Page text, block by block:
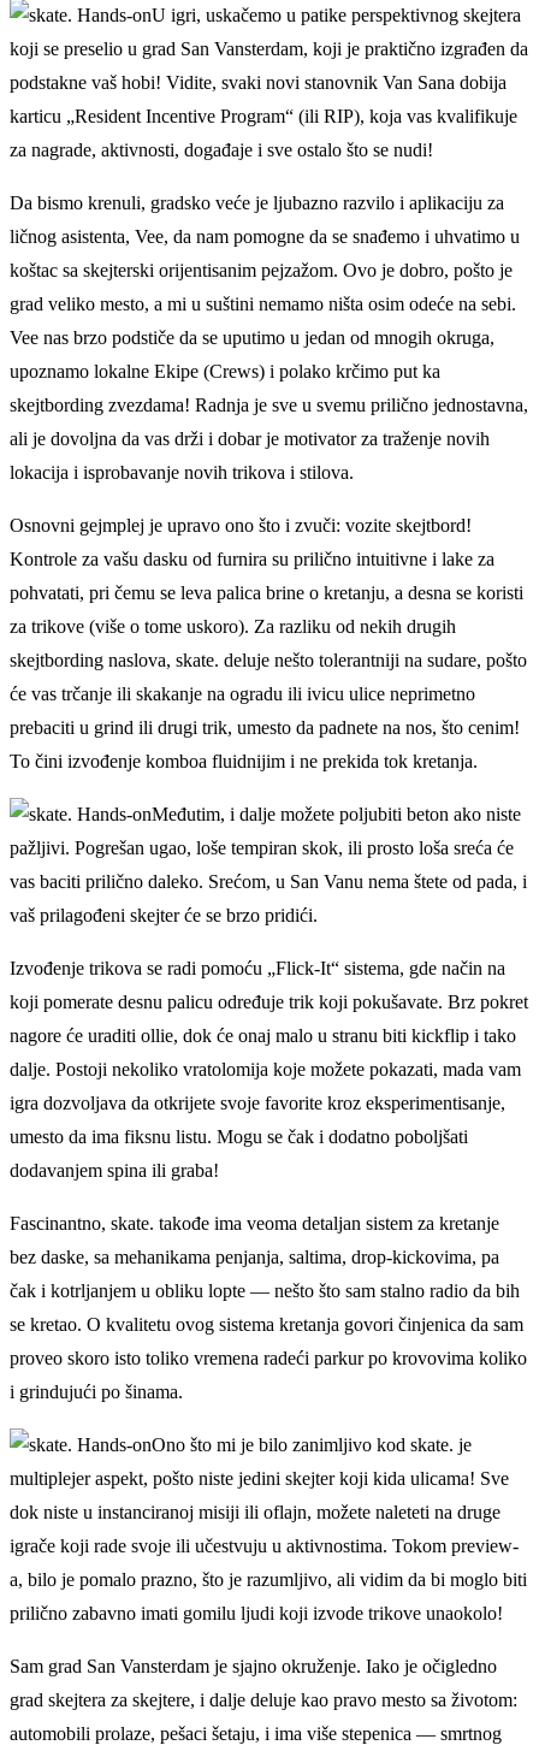
U igri, uskačemo u patike perspektivnog skejtera
koji se preselio u grad San Vansterdam, koji je praktično izgrađen da
podstakne vaš hobi! Vidite, svaki novi stanovnik Van Sana dobija
karticu „Resident Incentive Program“ (ili RIP), koja vas kvalifikuje
za nagrade, aktivnosti, događaje i sve ostalo što se nudi!
Da bismo krenuli, gradsko veće je ljubazno razvilo i aplikaciju za
ličnog asistenta, Vee, da nam pomogne da se snađemo i uhvatimo u
koštac sa skejterski orijentisanim pejzažom. Ovo je dobro, pošto je
grad veliko mesto, a mi u suštini nemamo ništa osim odeće na sebi.
Vee nas brzo podstiče da se uputimo u jedan od mnogih okruga,
upoznamo lokalne Ekipe (Crews) i polako krčimo put ka
skejtbording zvezdama! Radnja je sve u svemu prilično jednostavna,
ali je dovoljna da vas drži i dobar je motivator za traženje novih
lokacija i isprobavanje novih trikova i stilova.
Osnovni gejmplej je upravo ono što i zvuči: vozite skejtbord!
Kontrole za vašu dasku od furnira su prilično intuitivne i lake za
pohvatati, pri čemu se leva palica brine o kretanju, a desna se koristi
za trikove (više o tome uskoro). Za razliku od nekih drugih
skejtbording naslova, skate. deluje nešto tolerantniji na sudare, pošto
će vas trčanje ili skakanje na ogradu ili ivicu ulice neprimetno
prebaciti u grind ili drugi trik, umesto da padnete na nos, što cenim!
To čini izvođenje komboa fluidnijim i ne prekida tok kretanja.
Međutim, i dalje možete poljubiti beton ako niste
pažljivi. Pogrešan ugao, loše tempiran skok, ili prosto loša sreća će
vas baciti prilično daleko. Srećom, u San Vanu nema štete od pada, i
vaš prilagođeni skejter će se brzo pridići.
Izvođenje trikova se radi pomoću „Flick-It“ sistema, gde način na
koji pomerate desnu palicu određuje trik koji pokušavate. Brz pokret
nagore će uraditi ollie, dok će onaj malo u stranu biti kickflip i tako
dalje. Postoji nekoliko vratolomija koje možete pokazati, mada vam
igra dozvoljava da otkrijete svoje favorite kroz eksperimentisanje,
umesto da ima fiksnu listu. Mogu se čak i dodatno poboljšati
dodavanjem spina ili graba!
Fascinantno, skate. takođe ima veoma detaljan sistem za kretanje
bez daske, sa mehanikama penjanja, saltima, drop-kickovima, pa
čak i kotrljanjem u obliku lopte — nešto što sam stalno radio da bih
se kretao. O kvalitetu ovog sistema kretanja govori činjenica da sam
proveo skoro isto toliko vremena radeći parkur po krovovima koliko
i grindujući po šinama.
Ono što mi je bilo zanimljivo kod skate. je
multiplejer aspekt, pošto niste jedini skejter koji kida ulicama! Sve
dok niste u instanciranoj misiji ili oflajn, možete naleteti na druge
igrače koji rade svoje ili učestvuju u aktivnostima. Tokom preview-
a, bilo je pomalo prazno, što je razumljivo, ali vidim da bi moglo biti
prilično zabavno imati gomilu ljudi koji izvode trikove unaokolo!
Sam grad San Vansterdam je sjajno okruženje. Iako je očigledno
grad skejtera za skejtere, i dalje deluje kao pravo mesto sa životom:
automobili prolaze, pešaci šetaju, i ima više stepenica — smrtnog